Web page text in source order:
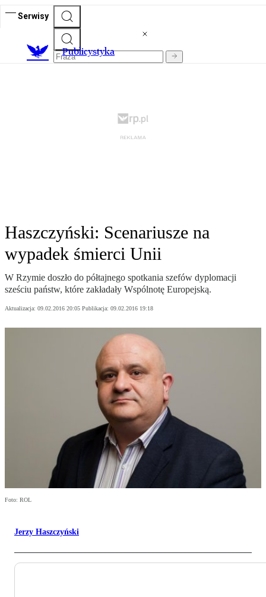
Serwisy
Publicystyka
Haszczyński: Scenariusze na
wypadek śmierci Unii
W Rzymie doszło do półtajnego spotkania szefów dyplomacji
sześciu państw, które zakładały Wspólnotę Europejską.
Aktualizacja: 09.02.2016 20:05 Publikacja: 09.02.2016 19:18
Foto: ROL
Jerzy Haszczyński